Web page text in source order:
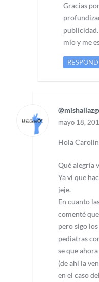
Gracias
mío y me
mayo 18,
Hola
Qué alegría
Ya ví que
jeje.
En cuanto
comenté
pero sigo
pediatras
se que
(de ahí la
en el caso